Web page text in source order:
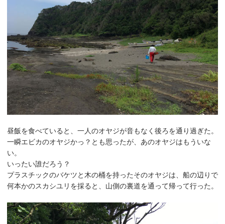
昼飯を食べていると、一人のオヤジが音もなく後ろを通り過ぎた。
一瞬エビカのオヤジかっ？とも思ったが、あのオヤジはもういな
い。
いったい誰だろう？
プラスチックのバケツと木の桶を持ったそのオヤジは、船の辺りで
何本かのスカシユリを採ると、山側の裏道を通って帰って行った。